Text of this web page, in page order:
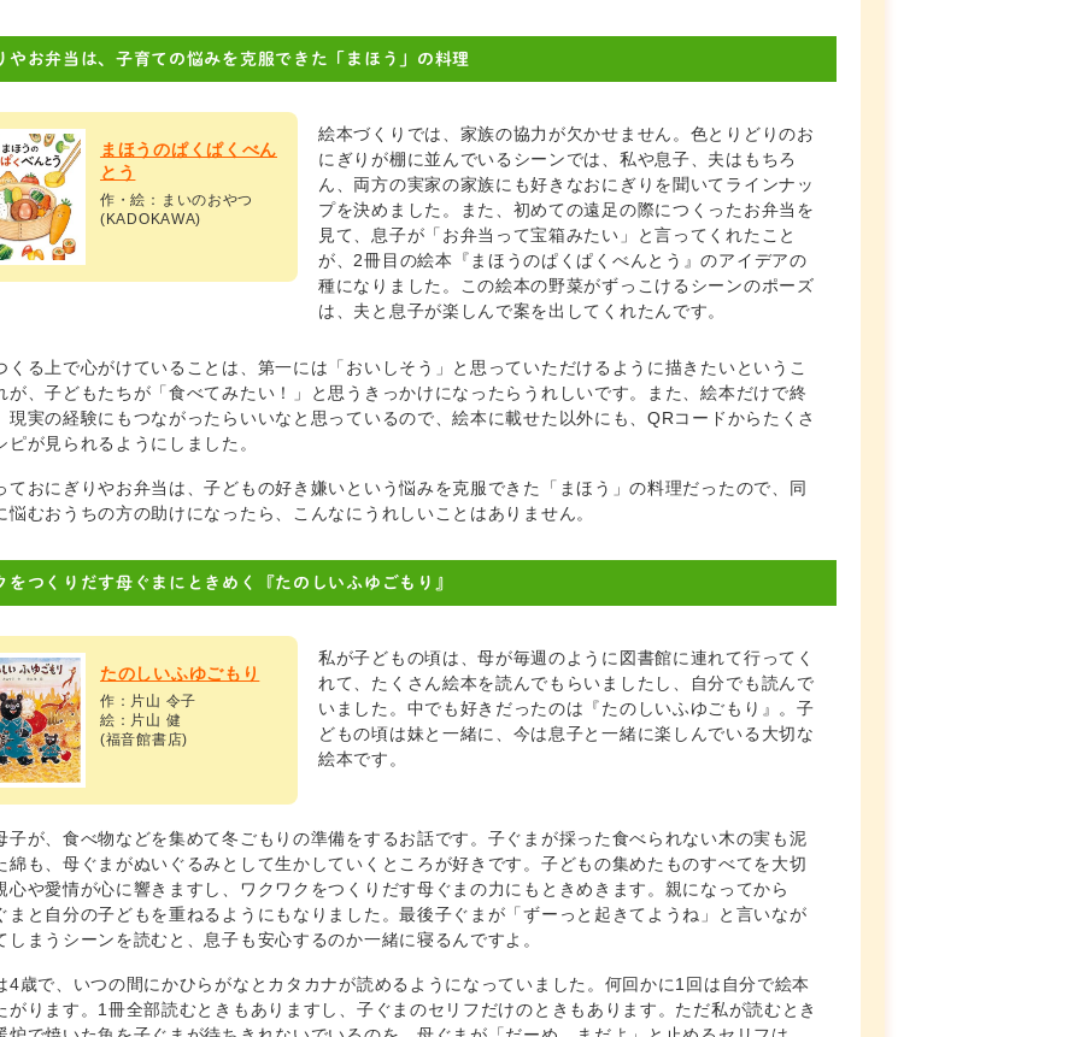
やお弁当は、子育ての悩みを克服できた「まほう」の料理
まほうのぱくぱくべん
とう
作・絵：まいのおやつ
(KADOKAWA)
絵本づくりでは、家族の協力が欠かせません。色とりどりのお
にぎりが棚に並んでいるシーンでは、私や息子、夫はもちろ
ん、両方の実家の家族にも好きなおにぎりを聞いてラインナッ
プを決めました。また、初めての遠足の際につくったお弁当を
見て、息子が「お弁当って宝箱みたい」と言ってくれたこと
が、2冊目の絵本『まほうのぱくぱくべんとう』のアイデアの
種になりました。この絵本の野菜がずっこけるシーンのポーズ
は、夫と息子が楽しんで案を出してくれたんです。
くる上で心がけていることは、第一には「おいしそう」と思っていただけるように描きたいというこ
が、子どもたちが「食べてみたい！」と思うきっかけになったらうれしいです。また、絵本だけで終
現実の経験にもつながったらいいなと思っているので、絵本に載せた以外にも、QRコードからたくさ
ピが見られるようにしました。
ておにぎりやお弁当は、子どもの好き嫌いという悩みを克服できた「まほう」の料理だったので、同
悩むおうちの方の助けになったら、こんなにうれしいことはありません。
をつくりだす母ぐまにときめく『たのしいふゆごもり』
たのしいふゆごもり
作：片山 令子
絵：片山 健
(福音館書店)
私が子どもの頃は、母が毎週のように図書館に連れて行ってく
れて、たくさん絵本を読んでもらいましたし、自分でも読んで
いました。中でも好きだったのは『たのしいふゆごもり』。子
どもの頃は妹と一緒に、今は息子と一緒に楽しんでいる大切な
絵本です。
子が、食べ物などを集めて冬ごもりの準備をするお話です。子ぐまが採った食べられない木の実も泥
綿も、母ぐまがぬいぐるみとして生かしていくところが好きです。子どもの集めたものすべてを大切
心や愛情が心に響きますし、ワクワクをつくりだす母ぐまの力にもときめきます。親になってから
まと自分の子どもを重ねるようにもなりました。最後子ぐまが「ずーっと起きてようね」と言いなが
しまうシーンを読むと、息子も安心するのか一緒に寝るんですよ。
4歳で、いつの間にかひらがなとカタカナが読めるようになっていました。何回かに1回は自分で絵本
がります。1冊全部読むときもありますし、子ぐまのセリフだけのときもあります。ただ私が読むとき